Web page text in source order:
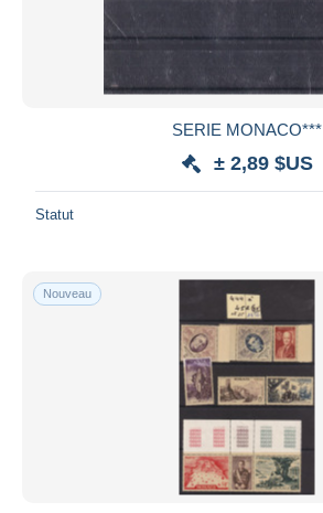
SERIE MONACO***
± 2,89 $US
Statut
Nouveau